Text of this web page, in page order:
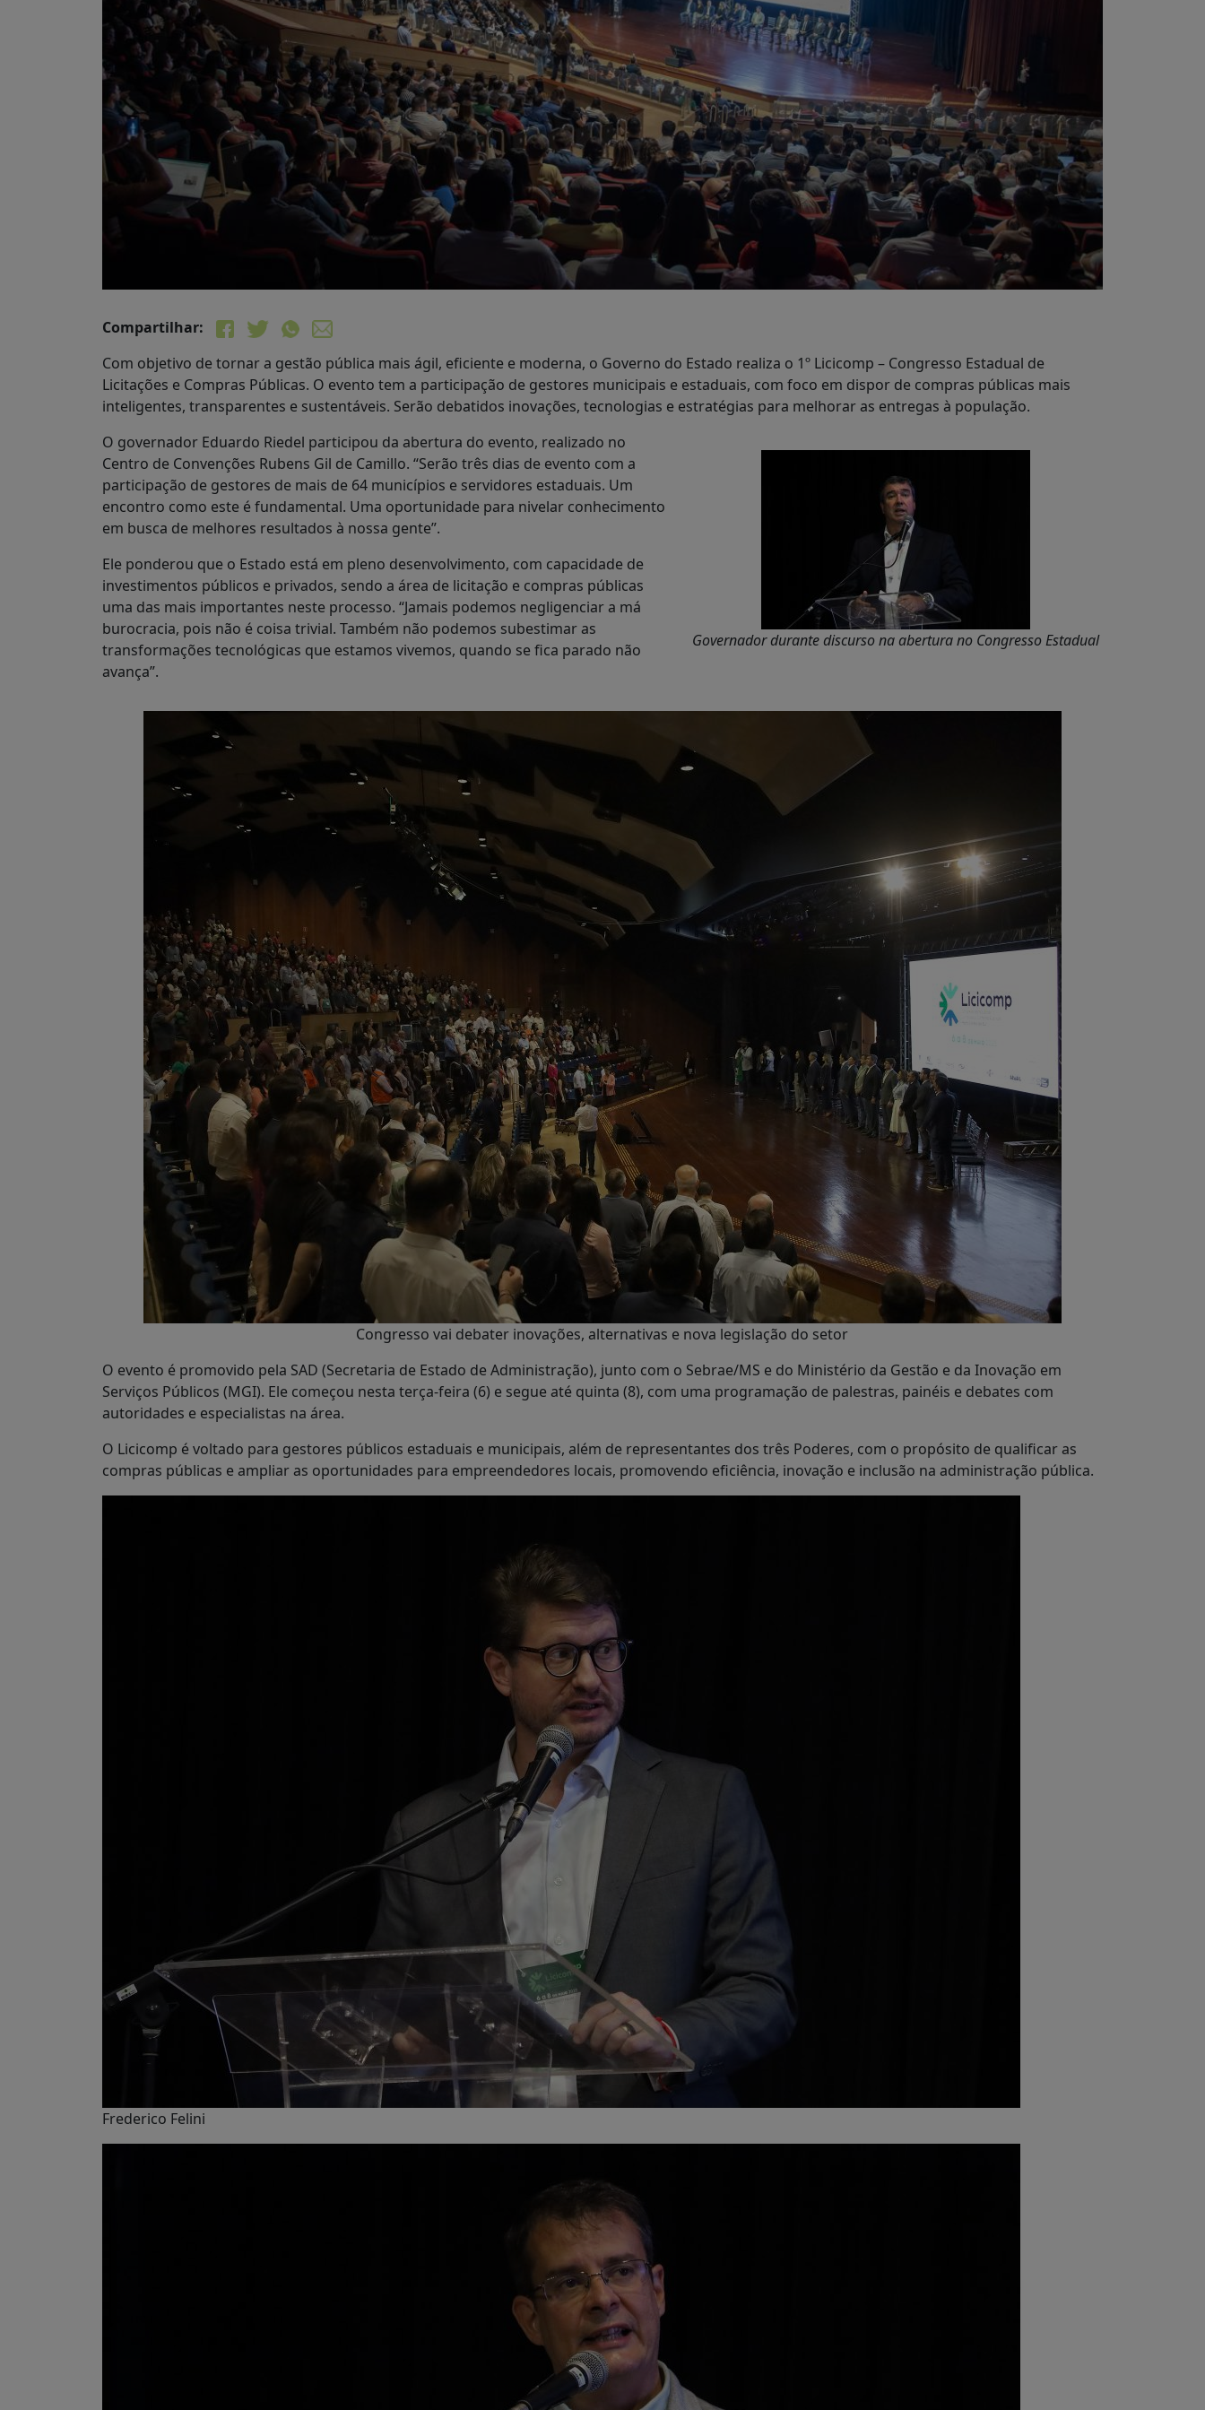
Compartilhar:
Com objetivo de tornar a gestão pública mais ágil, eficiente e moderna, o Governo do Estado realiza o 1º Licicomp – Congresso Estadual de
Licitações e Compras Públicas. O evento tem a participação de gestores municipais e estaduais, com foco em dispor de compras públicas mais
inteligentes, transparentes e sustentáveis. Serão debatidos inovações, tecnologias e estratégias para melhorar as entregas à população.
Governador durante discurso na abertura no Congresso Estadual
O governador Eduardo Riedel participou da abertura do evento, realizado no
Centro de Convenções Rubens Gil de Camillo. “Serão três dias de evento com a
participação de gestores de mais de 64 municípios e servidores estaduais. Um
encontro como este é fundamental. Uma oportunidade para nivelar conhecimento
em busca de melhores resultados à nossa gente”.
Ele ponderou que o Estado está em pleno desenvolvimento, com capacidade de
investimentos públicos e privados, sendo a área de licitação e compras públicas
uma das mais importantes neste processo. “Jamais podemos negligenciar a má
burocracia, pois não é coisa trivial. Também não podemos subestimar as
transformações tecnológicas que estamos vivemos, quando se fica parado não
avança”.
Congresso vai debater inovações, alternativas e nova legislação do setor
O evento é promovido pela SAD (Secretaria de Estado de Administração), junto com o Sebrae/MS e do Ministério da Gestão e da Inovação em
Serviços Públicos (MGI). Ele começou nesta terça-feira (6) e segue até quinta (8), com uma programação de palestras, painéis e debates com
autoridades e especialistas na área.
O Licicomp é voltado para gestores públicos estaduais e municipais, além de representantes dos três Poderes, com o propósito de qualificar as
compras públicas e ampliar as oportunidades para empreendedores locais, promovendo eficiência, inovação e inclusão na administração pública.
Frederico Felini